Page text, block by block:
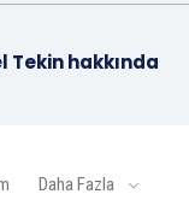
Tekin hakkında
Daha Fazla